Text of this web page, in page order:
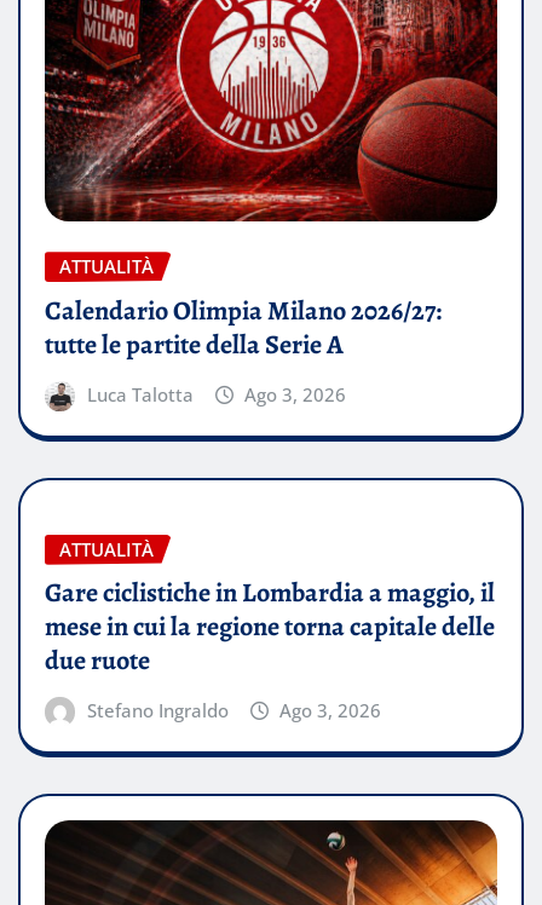
ATTUALITÀ
Calendario Olimpia Milano 2026/27:
tutte le partite della Serie A
Luca Talotta Ago 3, 2026
ATTUALITÀ
Gare ciclistiche in Lombardia a maggio, il
mese in cui la regione torna capitale delle
due ruote
Stefano Ingraldo Ago 3, 2026